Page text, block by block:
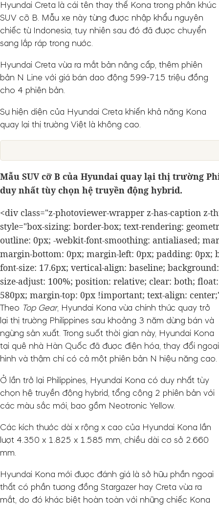
Hyundai Creta là cái tên thay thế Kona trong phân khúc
SUV cỡ B. Mẫu xe này từng được nhập khẩu nguyên
chiếc từ Indonesia, tuy nhiên sau đó đã được chuyển
sang lắp ráp trong nước.
Hyundai Creta vừa ra mắt bản nâng cấp, thêm phiên
bản N Line với giá bán dao động 599-715 triệu đồng
cho 4 phiên bản.
Sự hiện diện của Hyundai Creta khiến khả năng Kona
quay lại thị trường Việt là không cao.
Mẫu SUV cỡ B của Hyundai quay lại thị trường
duy nhất tùy chọn hệ truyền động hybrid.
<div class="z-photoviewer-wrapper z-has-caption z-
style="box-sizing: border-box; text-rendering:
outline: 0px; -webkit-font-smoothing: antialiased;
margin-bottom: 0px; margin-left: 0px; padding: 0px;
font-size: 17.6px; vertical-align: baseline;
size-adjust: 100%; position: relative; clear: both;
580px; margin-top: 0px !important; text-align:
Theo Top Gear, Hyundai Kona vừa chính thức quay trở
lại thị trường Philippines sau khoảng 3 năm dừng bán và
ngừng sản xuất. Trong suốt thời gian này, Hyundai Kona
tại quê nhà Hàn Quốc đã được điện hóa, thay đổi ngoại
hình và thậm chí có cả một phiên bản N hiệu năng cao.
Ở lần trở lại Philippines, Hyundai Kona có duy nhất tùy
chọn hệ truyền động hybrid, tổng cộng 2 phiên bản với
các màu sắc mới, bao gồm Neotronic Yellow.
Các kích thước dài x rộng x cao của Hyundai Kona lần
lượt 4.350 x 1.825 x 1.585 mm, chiều dài cơ sở 2.660
mm.
Hyundai Kona mới được đánh giá là sở hữu phần ngoại
thất có phần tương đồng Stargazer hay Creta vừa ra
mắt, do đó khác biệt hoàn toàn với những chiếc Kona